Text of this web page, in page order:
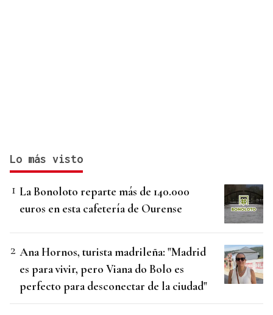
Lo más visto
La Bonoloto reparte más de 140.000
euros en esta cafetería de Ourense
Ana Hornos, turista madrileña: "Madrid
es para vivir, pero Viana do Bolo es
perfecto para desconectar de la ciudad"